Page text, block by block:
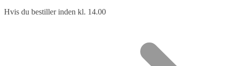
Hvis du bestiller inden kl. 14.00